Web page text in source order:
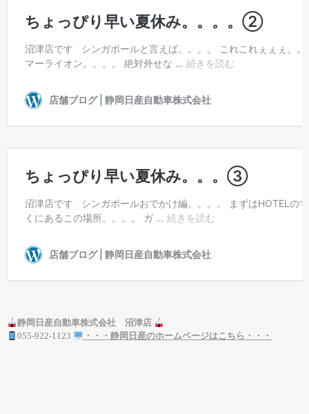
静岡日産自動車株式会社 沼津店
055-922-1123
・・・静岡日産のホームページはこちら・・・